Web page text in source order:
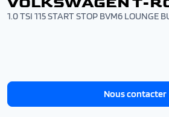
1.0 TSI 115 START STOP BVM6 LOUNGE
Nous contacter